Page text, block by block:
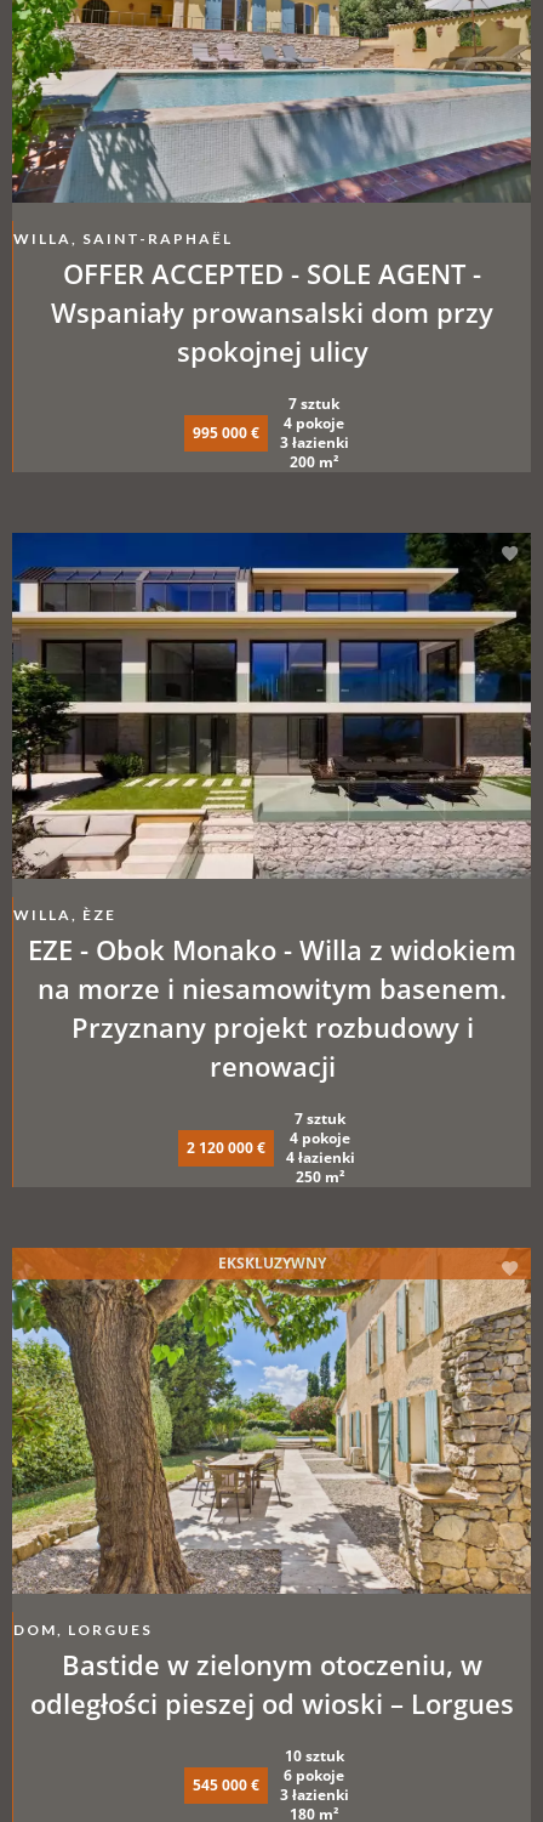
WILLA, SAINT-RAPHAËL
OFFER ACCEPTED - SOLE AGENT -
Wspaniały prowansalski dom przy
spokojnej ulicy
995 000 €
7 sztuk
4 pokoje
3 łazienki
200 m²
WILLA, ÈZE
EZE - Obok Monako - Willa z widokiem
na morze i niesamowitym basenem.
Przyznany projekt rozbudowy i
renowacji
2 120 000 €
7 sztuk
4 pokoje
4 łazienki
250 m²
DOM, LORGUES
Bastide w zielonym otoczeniu, w
odległości pieszej od wioski – Lorgues
545 000 €
10 sztuk
6 pokoje
3 łazienki
180 m²
EKSKLUZYWNY